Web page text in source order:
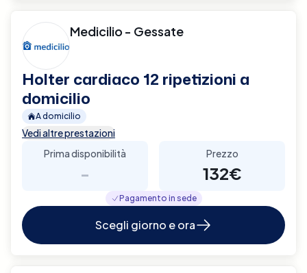
Medicilio - Gessate
Holter cardiaco 12 ripetizioni a
domicilio
A domicilio
Vedi altre prestazioni
Prima disponibilità
-
Prezzo
132€
Pagamento in sede
Scegli giorno e ora